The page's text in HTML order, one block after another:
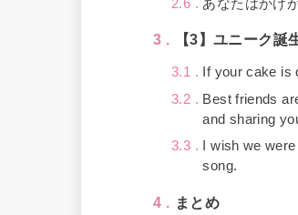
2.6
あなたはかけ
3 【3】ユニーク誕
3.1
If your cake
3.2
Best friends
and sharing
3.3
I wish we
song.
4 まとめ